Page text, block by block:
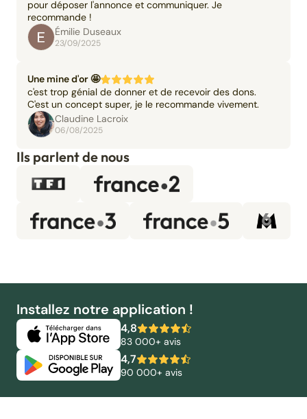
pour déposer l'annonce et communiquer. Je
recommande !
Émilie Duseaux
23/09/2025
Une mine d'or 🤩
c'est trop génial de donner et de recevoir des dons.
C'est un concept super, je le recommande vivement.
Claudine Lacroix
06/08/2025
Ils parlent de nous
Installez notre application !
4,8
83 000+ avis
4,7
90 000+ avis